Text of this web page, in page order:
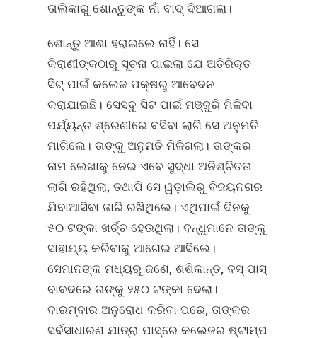
ତାଲିକାରୁ ଶୋନ୍ତୁଙ୍କ ନାଁ ବାଦ୍‌ ଦିଆଗଲା।
ଶୋନ୍ତୁ ଆଶା ହରାଇଲେ ନାହିଁ। ସେ
କିରାଣୀଙ୍କଠାରୁ ସୂଚନା ପାଇଲା ଯେ ଅତିରିକ୍ତ
ସିଟ୍‌ ପାଇଁ କଲେଜ ପକ୍ଷରୁ ଆବେଦନ
କରାଯାଇଛି। ସେସବୁ ସିଟ ପାଇଁ ମଞ୍ଜୁରି ମିଳିବା
ପର୍ଯ୍ୟନ୍ତ ଶ୍ରେଣୀରେ ବସିବା ଲାଗି ସେ ଅନୁମତି
ମାଗିଲେ। ତାଙ୍କୁ ଅନୁମତି ମିଳିଗଲା। ତାଙ୍କର
ନାମ ଲେଖାକୁ ନେଇ ଏବେ ସୁଦ୍ଧା ଅନିଶ୍ଚିତତା
ଲାଗି ରହିଥିଲା, ତଥାପି ସେ ୱଡ଼ାଲିରୁ ବିଜୟନଗର
ଯିବାଆସିବା ଜାରି ରଖିଥିଲେ। ଏଥିପାଇଁ ଦିନକୁ
୫୦ ଟଙ୍କା ଖର୍ଚ୍ଚ ହେଉଥିଲା। ବନ୍ଧୁମାନେ ତାଙ୍କୁ
ସାହାଯ୍ୟ କରିବାକୁ ଆଗେଇ ଆସିଲେ।
ସେମାନଙ୍କ ମଧ୍ୟରୁ ଜଣେ, ଶଶିକାନ୍ତ, ବସ୍‌ ପାସ୍‌
ବାବଦରେ ତାଙ୍କୁ ୨୫୦ ଟଙ୍କା ଦେଲା।
ବାରମ୍ବାର ଅନୁରୋଧ କରିବା ପରେ, ତାଙ୍କର
ସର୍ବସାଧାରଣ ଯାତ୍ରା ପାସ୍‌ରେ କଲେଜର ଷ୍ଟାମ୍ପ